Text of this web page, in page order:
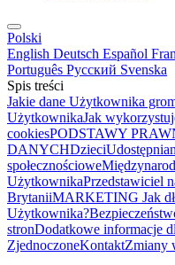
Polski
English Deutsch Español
Português Русский Svenska
Spis treści
Jakie dane Użytkownika
UżytkownikaJak
cookiesPODSTAWY
DANYCHDzieci
społecznościowe
UżytkownikaPrzedstawiciel
BrytaniiMARKETING Jak
Użytkownika?
stronDodatkowe informacje
ZjednoczoneKontaktZmiany